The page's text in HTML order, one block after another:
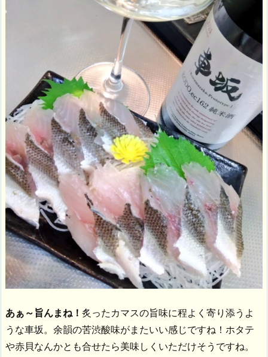
あぁ～旨んまね！ 炙ったカマスの旨味に程よく寄り添うよ
うな車坂。余韻の苦渋酸味がまたいい感じですね！ホタテ
や赤貝なんかとも合せたら美味しくいただけそうですね。